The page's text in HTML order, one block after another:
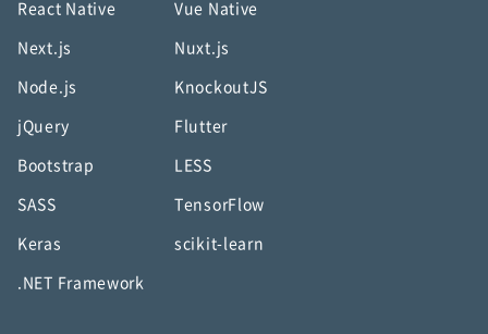
React Native Vue Native
Next.js Nuxt.js
Node.js KnockoutJS
jQuery Flutter
Bootstrap LESS
SASS TensorFlow
Keras scikit-learn
.NET Framework